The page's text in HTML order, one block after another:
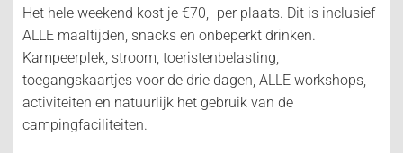
Het hele weekend kost je €70,- per plaats. Dit is inclusief
ALLE maaltijden, snacks en onbeperkt drinken.
Kampeerplek, stroom, toeristenbelasting,
toegangskaartjes voor de drie dagen, ALLE workshops,
activiteiten en natuurlijk het gebruik van de
campingfaciliteiten.